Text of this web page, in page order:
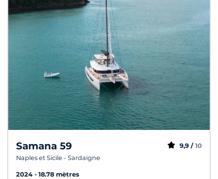
Samana 59
Naples et Sicile - Sardaigne
9,9 / 10
2024
18.78 mètres